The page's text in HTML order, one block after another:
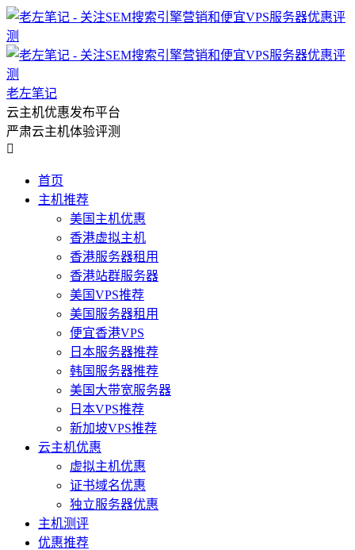
老左笔记
云主机优惠发布平台
严肃云主机体验评测

首页
主机推荐
美国主机优惠
香港虚拟主机
香港服务器租用
香港站群服务器
美国VPS推荐
美国服务器租用
便宜香港VPS
日本服务器推荐
韩国服务器推荐
美国大带宽服务器
日本VPS推荐
新加坡VPS推荐
云主机优惠
虚拟主机优惠
证书域名优惠
独立服务器优惠
主机测评
优惠推荐